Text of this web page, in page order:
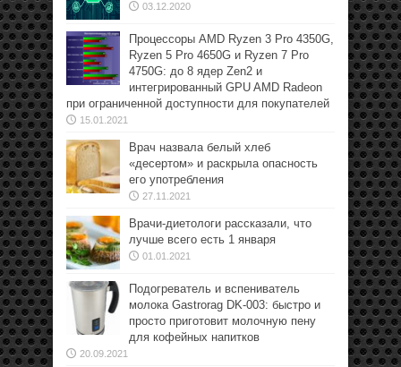
03.12.2020
Процессоры AMD Ryzen 3 Pro 4350G,
Ryzen 5 Pro 4650G и Ryzen 7 Pro
4750G: до 8 ядер Zen2 и
интегрированный GPU AMD Radeon
при ограниченной доступности для покупателей
15.01.2021
Врач назвала белый хлеб
«десертом» и раскрыла опасность
его употребления
27.11.2021
Врачи-диетологи рассказали, что
лучше всего есть 1 января
01.01.2021
Подогреватель и вспениватель
молока Gastrorag DK-003: быстро и
просто приготовит молочную пену
для кофейных напитков
20.09.2021